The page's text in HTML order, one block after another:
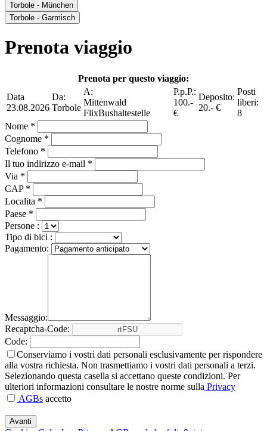
Torbole - München
Torbole - Garmisch
Prenota viaggio
Prenota per questo viaggio:
Data
23.08.2026
Da:
Torbole
A:
Mittenwald
FlixBushaltestelle
P.p.P.:
100.-
€
Deposito:
20.- €
Posti
liberi:
8
Nome *
Cognome *
Telefono *
Il tuo indirizzo e-mail *
Via *
CAP *
Localita *
Paese *
Persone :
Tipo di bici :
Pagamento:
Messaggio:
Recaptcha-Code:
Code:
Conserviamo i vostri dati personali esclusivamente per rispondere
alla vostra richiesta. Non trasmettiamo i vostri dati personali a terzi.
Selezionando questa casella si accettano queste condizioni. Per
ulteriori informazioni consultare le nostre norme sulla Privacy
AGBs accetto